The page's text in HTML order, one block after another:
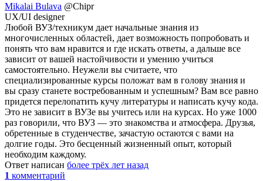
Mikalai Bulava @Chipr
UX/UI designer
Любой ВУЗ/техникум дает начальные знания из
многочисленных областей, дает возможность попробовать и
понять что вам нравится и где искать ответы, а дальше все
зависит от вашей настойчивости и умению учиться
самостоятельно. Неужели вы считаете, что
специализированные курсы положат вам в голову знания и
вы сразу станете востребованным и успешным? Вам все равно
придется перелопатить кучу литературы и написать кучу кода.
Это не зависит в ВУЗе вы учитесь или на курсах. Но уже 1000
раз говорили, что ВУЗ — это знакомства и атмосфера. Друзья,
обретенные в студенчестве, зачастую остаются с вами на
долгие годы. Это бесценный жизненный опыт, который
необходим каждому.
Ответ написан более трёх лет назад
1 комментарий